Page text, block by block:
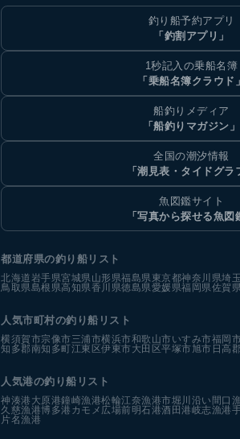
釣り船予約アプリ
「釣割アプリ」
1秒記入の乗船名簿
「乗船名簿クラウド」
船釣りメディア
「船釣りマガジン」
全国の潮汐情報
「潮見表・タイドグラ
魚図鑑サイト
「写真から探せる魚図
都道府県の釣り船リスト
北海道 岩手県宮城県 山形県福島県 東京都神奈川県埼
鳥取県島根県高知県香川県徳島県愛媛県福岡県佐賀県
人気市町村の釣り船リスト
横須賀市宗像市三浦市横浜市和歌山市いすみ市福岡
知多郡南知多町江東区伊東市大田区平塚市旭市 日高
人気港の釣り船リスト
神湊港 大原港鐘崎漁港松輪江奈漁港市堀川沿い 間口
久慈漁港博多港カモメ広場前明石港酒田港岐志漁港
片名漁港